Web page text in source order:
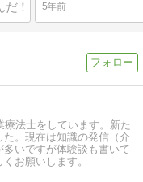
5年前
法士をしています。新た
。現在は知識の発信（介
いですが体験談も書いて
お願いします。